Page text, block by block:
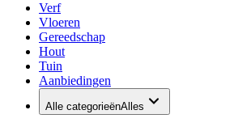
Verf
Vloeren
Gereedschap
Hout
Tuin
Aanbiedingen
Alle categorieënAlles